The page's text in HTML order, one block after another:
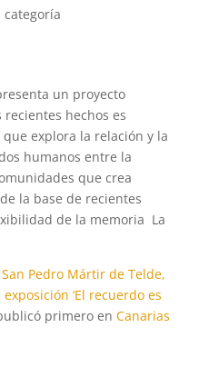
categoría
un proyecto
hechos es
explora la relación y la
humanos entre la
que crea
la base de recientes
de la memoria La
Pedro Mártir de Telde,
‘El recuerdo es
primero en Canarias